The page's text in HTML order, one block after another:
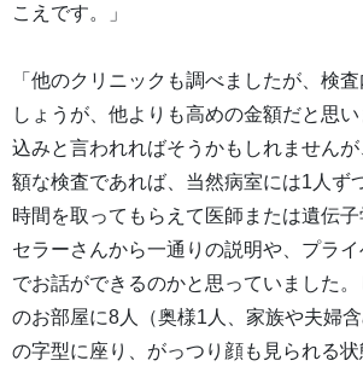
こえです。」
「他のクリニックも調べましたが、検
しょうが、他よりも高めの金額だと思
込みと言われればそうかもしれません
額な検査であれば、当然病室には1人ず
時間を取ってもらえて医師または遺伝
セラーさんから一通りの説明や、プラ
でお話ができるのかと思っていました
のお部屋に8人（奥様1人、家族や夫婦
の字型に座り、がっつり顔も見られる